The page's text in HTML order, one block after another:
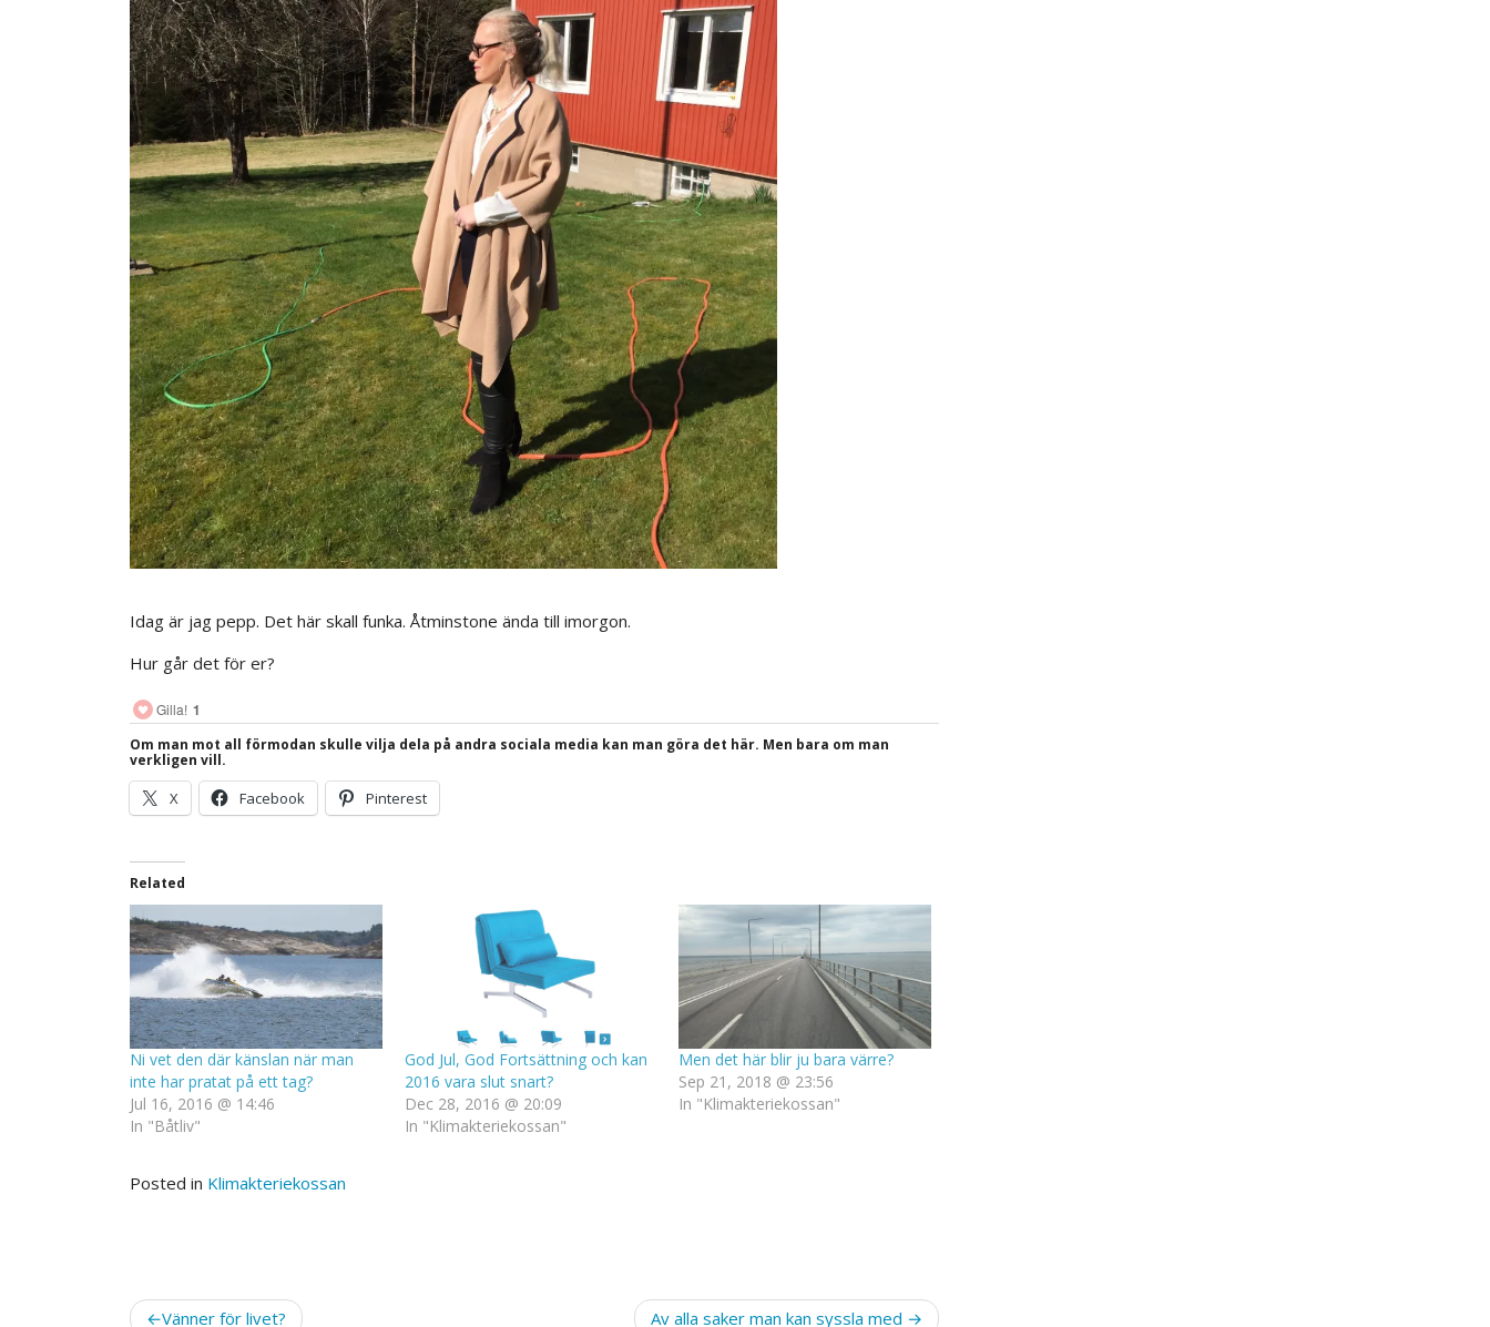
Idag är jag pepp. Det här skall funka. Åtminstone ända till imorgon.
Hur går det för er?
Gilla! 1
Om man mot all förmodan skulle vilja dela på andra sociala media kan man göra det här. Men bara om man
verkligen vill.
X Facebook Pinterest
Related
Ni vet den där känslan när man
inte har pratat på ett tag?
Jul 16, 2016 @ 14:46
In "Båtliv"
God Jul, God Fortsättning och kan
2016 vara slut snart?
Dec 28, 2016 @ 20:09
In "Klimakteriekossan"
Men det här blir ju bara värre?
Sep 21, 2018 @ 23:56
In "Klimakteriekossan"
Posted in Klimakteriekossan
PostVänner för livet? Av alla saker man kan syssla med